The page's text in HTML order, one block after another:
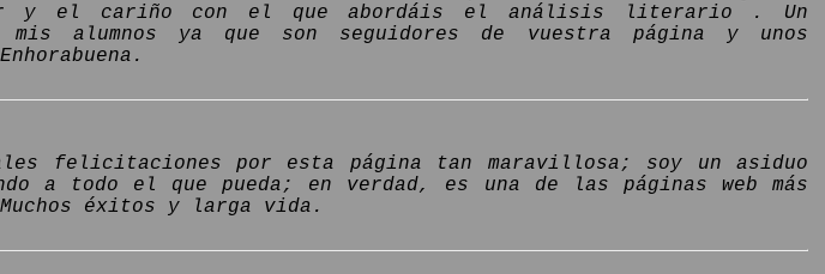
el cariño con el que abordáis el análisis literario . Un
mis alumnos ya que son seguidores de vuestra página y unos
felicitaciones por esta página tan maravillosa; soy un asiduo
a todo el que pueda; en verdad, es una de las páginas web más
éxitos y larga vida.